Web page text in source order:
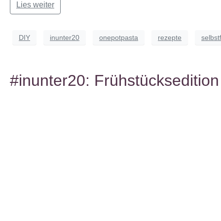
Lies weiter
DIY inunter20 onepotpasta rezepte
#inunter20: Frühstücksedition